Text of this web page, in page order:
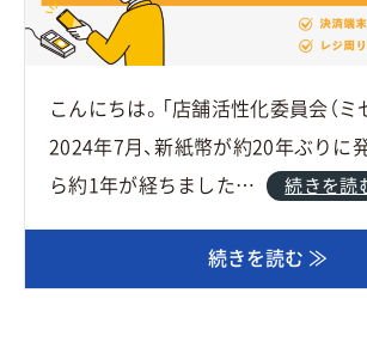
こんにちは。「店舗活性化委員会（ミ
2024年7月、新紙幣が約20年ぶりに
ら約1年が経ちました…
続きを読
続きを読む ≫